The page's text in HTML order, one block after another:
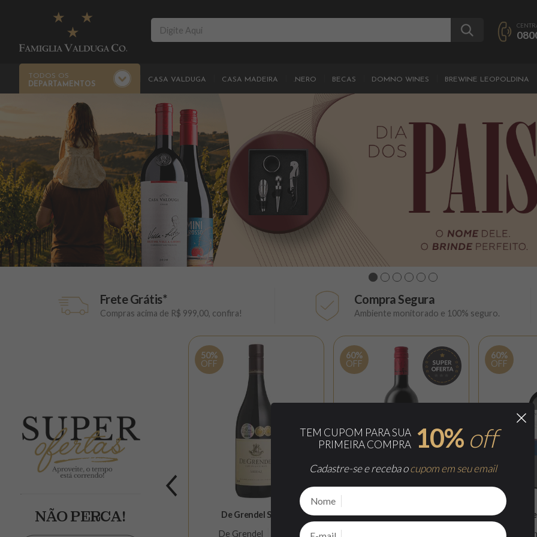
TODOS OS
DEPARTAMENTOS
CASA VALDUGA CASA MADEIRA .NERO BECAS DOMNO WINES BREWINE LEOPOLDINA
1 2 3 4 5 6
Frete Grátis*
Compras acima de R$ 999,00, confira!
Compra Segura
Ambiente monitorado e 100% seguro.
NÃO PERCA!
Previous
Becas Mediterranee Grenache
Rosé
Becas
750ml
50%
OFF
De Grendel Shiraz
De Grendel
60%
OFF
Douglas Green Vineyard Friends
Pinotage
60%
OFF
Vistamar
×
TEM CUPOM PARA SUA
PRIMEIRA COMPRA 10% off
Cadastre-se e receba ocupom em seu email
Nome